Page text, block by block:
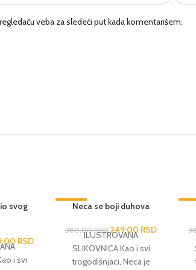
veba za sledeći put kada komentarišem.
svog
RSD
i svi
-34%Neca se boji duhova
380,00RSD 249,00 RSD
ILUSTROVANA
SLIKOVNICA Kao i svi
trogodišnjaci, Neca je
-